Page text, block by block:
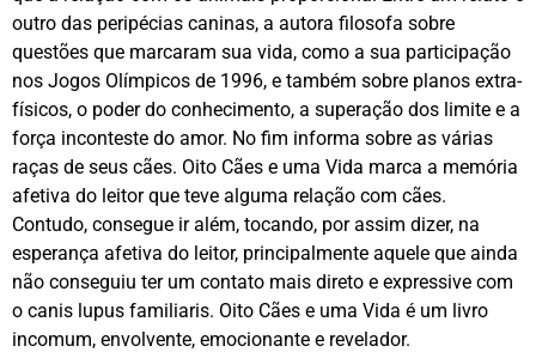
outro das peripécias caninas, a autora filosofa sobre
questões que marcaram sua vida, como a sua participação
nos Jogos Olímpicos de 1996, e também sobre planos extra-
físicos, o poder do conhecimento, a superação dos limite e a
força inconteste do amor. No fim informa sobre as várias
raças de seus cães. Oito Cães e uma Vida marca a memória
afetiva do leitor que teve alguma relação com cães.
Contudo, consegue ir além, tocando, por assim dizer, na
esperança afetiva do leitor, principalmente aquele que ainda
não conseguiu ter um contato mais direto e expressive com
o canis lupus familiaris. Oito Cães e uma Vida é um livro
incomum, envolvente, emocionante e revelador.